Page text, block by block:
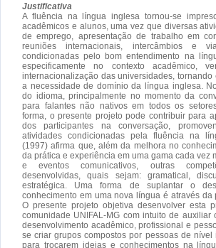
Justificativa
A fluência na língua inglesa tornou-se
acadêmicos e alunos, uma vez que diversas
de emprego, apresentação de trabalho em
reuniões internacionais, intercâmbios e
condicionadas pelo bom entendimento na
especificamente no contexto acadêmico,
internacionalização das universidades, tornando
a necessidade de domínio da língua inglesa.
do idioma, principalmente no momento da
para falantes não nativos em todos os
forma, o presente projeto pode contribuir para
dos participantes na conversação,
atividades condicionadas pela fluência na
(1997) afirma que, além da melhora no
da prática e experiência em uma gama cada vez
e eventos comunicativos, outras
desenvolvidas, quais sejam: gramatical,
estratégica. Uma forma de suplantar o
conhecimento em uma nova língua é através da
O presente projeto objetiva desenvolver esta
comunidade UNIFAL-MG com intuito de auxiliar
desenvolvimento acadêmico, profissional e
se criar grupos compostos por pessoas de
para trocarem ideias e conhecimentos na